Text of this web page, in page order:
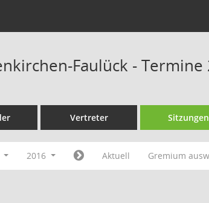
Faulück - Termine
Vertreter Sitzungen
2016 Aktuell Gremium